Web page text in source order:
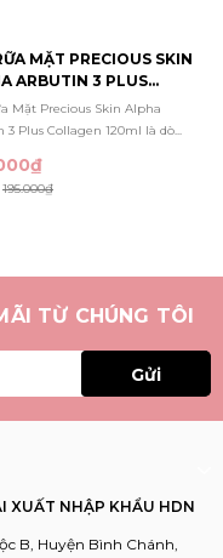
MẶT PRECIOUS SKIN
ARBUTIN 3 PLUS
120ML
Mặt Precious Skin Alpha
Plus Collagen 120ml là dò...
195.000₫
TỪ CHÚNG TÔI
Gửi
XUẤT NHẬP KHẨU HDN
B, Huyện Bình Chánh,